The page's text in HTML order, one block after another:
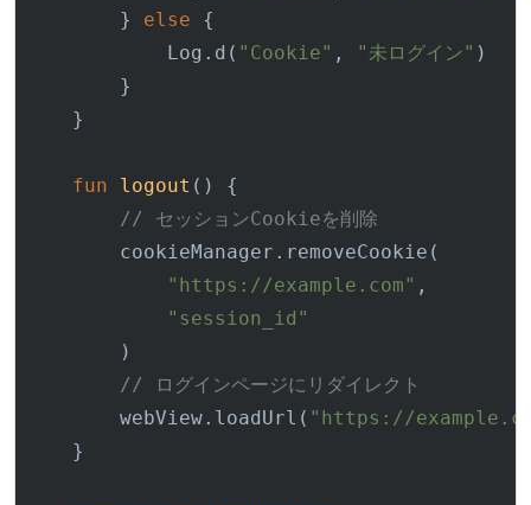
        }
else {
            Log.d(
"Cookie" , "未ログイン" )
        }
    }
fun logout ()
{
// セッションCookieを削除
        cookieManager.removeCookie(
"https://example.com" ,
"session_id"
        )
// ログインページにリダイレクト
        webView.loadUrl(
"https://
    }